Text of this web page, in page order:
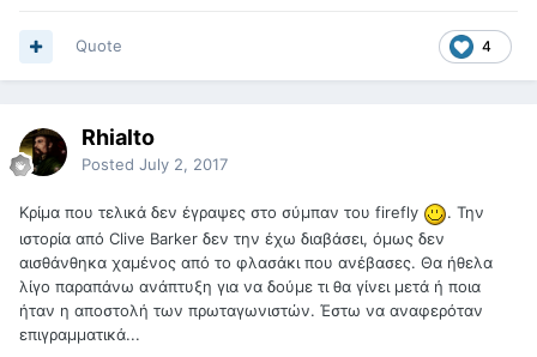
4
Quote
Rhialto
Posted July 2, 2017
Κρίμα που τελικά δεν έγραψες στο σύμπαν του firefly
. Την
ιστορία από Clive Barker δεν την έχω διαβάσει, όμως δεν
αισθάνθηκα χαμένος από το φλασάκι που ανέβασες. Θα ήθελα
λίγο παραπάνω ανάπτυξη για να δούμε τι θα γίνει μετά ή ποια
ήταν η αποστολή των πρωταγωνιστών. Έστω να αναφερόταν
επιγραμματικά...